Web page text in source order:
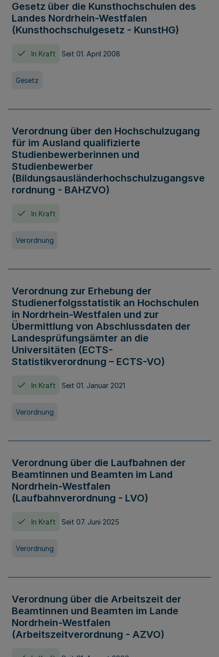
Gesetz über die Kunsthochschulen des
Landes Nordrhein-Westfalen
(Kunsthochschulgesetz - KunstHG)
In Kraft Seit 01. April 2008
Gesetz
Verordnung über den Hochschulzugang
für im Ausland qualifizierte
Studienbewerberinnen und
Studienbewerber
(Bildungsausländerhochschulzugangsve
rordnung - BAHZVO)
In Kraft
Verordnung
Verordnung zur Erhebung der
Studienerfolgsstatistik an Hochschulen
in Nordrhein-Westfalen und zur
Übermittlung von Abschlussdaten der
Landesprüfungsämter an die
Universitäten (ECTS-
Statistikverordnung – ECTS-VO)
In Kraft Seit 01. Januar 2021
Verordnung
Verordnung über die Laufbahnen der
Beamtinnen und Beamten im Land
Nordrhein-Westfalen
(Laufbahnverordnung - LVO)
In Kraft Seit 07. Juni 2025
Verordnung
Verordnung über die Arbeitszeit der
Beamtinnen und Beamten im Lande
Nordrhein-Westfalen
(Arbeitszeitverordnung - AZVO)